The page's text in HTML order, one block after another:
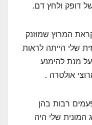
דופק ולחץ דם.
המרוץ שמוזנק
שלי הייתה לראות
מנת להימנע
אולטרה .
רבות בהן
שלי היה